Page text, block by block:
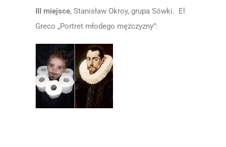
III miejsce, Stanisław Okroy, grupa Sówki. El
Greco „Portret młodego mężczyzny”: